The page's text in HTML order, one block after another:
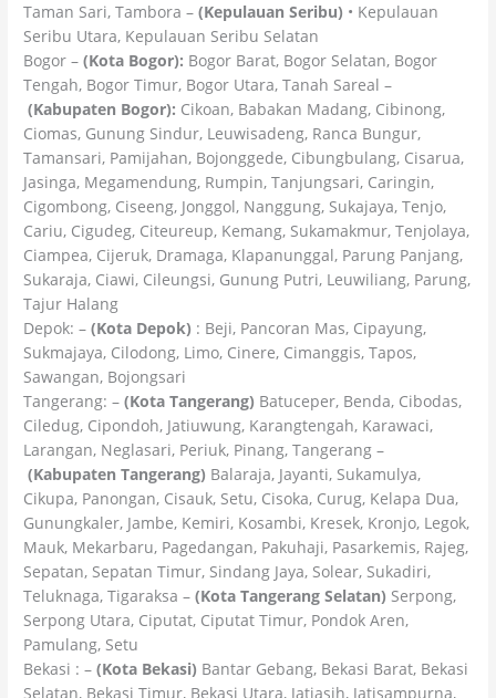
Taman Sari, Tambora –(Kepulauan Seribu) • Kepulauan
Seribu Utara, Kepulauan Seribu Selatan
Bogor –(Kota Bogor): Bogor Barat, Bogor Selatan, Bogor
Tengah, Bogor Timur, Bogor Utara, Tanah Sareal –
(Kabupaten Bogor): Cikoan, Babakan Madang, Cibinong,
Ciomas, Gunung Sindur, Leuwisadeng, Ranca Bungur,
Tamansari, Pamijahan, Bojonggede, Cibungbulang, Cisarua,
Jasinga, Megamendung, Rumpin, Tanjungsari, Caringin,
Cigombong, Ciseeng, Jonggol, Nanggung, Sukajaya, Tenjo,
Cariu, Cigudeg, Citeureup, Kemang, Sukamakmur, Tenjolaya,
Ciampea, Cijeruk, Dramaga, Klapanunggal, Parung Panjang,
Sukaraja, Ciawi, Cileungsi, Gunung Putri, Leuwiliang, Parung,
Tajur Halang
Depok: –(Kota Depok) : Beji, Pancoran Mas, Cipayung,
Sukmajaya, Cilodong, Limo, Cinere, Cimanggis, Tapos,
Sawangan, Bojongsari
Tangerang: –(Kota Tangerang) Batuceper, Benda, Cibodas,
Ciledug, Cipondoh, Jatiuwung, Karangtengah, Karawaci,
Larangan, Neglasari, Periuk, Pinang, Tangerang –
(Kabupaten Tangerang) Balaraja, Jayanti, Sukamulya,
Cikupa, Panongan, Cisauk, Setu, Cisoka, Curug, Kelapa Dua,
Gunungkaler, Jambe, Kemiri, Kosambi, Kresek, Kronjo, Legok,
Mauk, Mekarbaru, Pagedangan, Pakuhaji, Pasarkemis, Rajeg,
Sepatan, Sepatan Timur, Sindang Jaya, Solear, Sukadiri,
Teluknaga, Tigaraksa –(Kota Tangerang Selatan) Serpong,
Serpong Utara, Ciputat, Ciputat Timur, Pondok Aren,
Pamulang, Setu
Bekasi : –(Kota Bekasi) Bantar Gebang, Bekasi Barat, Bekasi
Selatan, Bekasi Timur, Bekasi Utara, Jatiasih, Jatisampurna,